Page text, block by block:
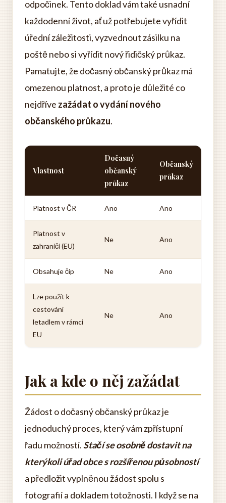
odpočinek. Tento doklad vám také usnadní
každodenní život, ať už potřebujete vyřídit
úřední záležitosti, vyzvednout zásilku na
poště nebo si vyřídit nový řidičský průkaz.
Pamatujte, že dočasný občanský průkaz má
omezenou platnost, a proto je důležité co
nejdříve zažádat o vydání nového
občanského průkazu.
Vlastnost
Dočasný
občanský
průkaz
Občanský
průkaz
Platnost v ČR Ano Ano
Platnost v
zahraničí (EU)
Ne Ano
Obsahuje čip Ne Ano
Lze použít k
cestování
letadlem v rámci
EU
Ne Ano
Jak a kde o něj zažádat
Žádost o dočasný občanský průkaz je
jednoduchý proces, který vám zpřístupní
řadu možností. Stačí se osobně dostavit na
kterýkoli úřad obce s rozšířenou působností
a předložit vyplněnou žádost spolu s
fotografií a dokladem totožnosti. I když se na